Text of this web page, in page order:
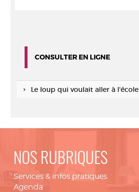
CONSULTER EN LIGNE
Le loup qui voulait aller à l'école
NOS RUBRIQUES
Services & infos pratiques
Agenda